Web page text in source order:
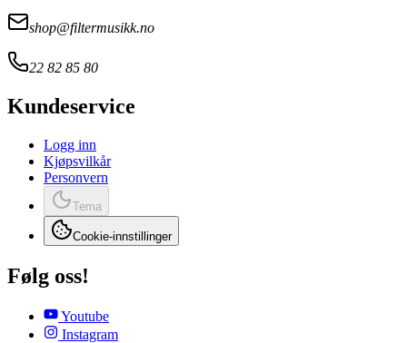
shop@filtermusikk.no
22 82 85 80
Kundeservice
Logg inn
Kjøpsvilkår
Personvern
Tema
Cookie-innstillinger
Følg oss!
Youtube
Instagram